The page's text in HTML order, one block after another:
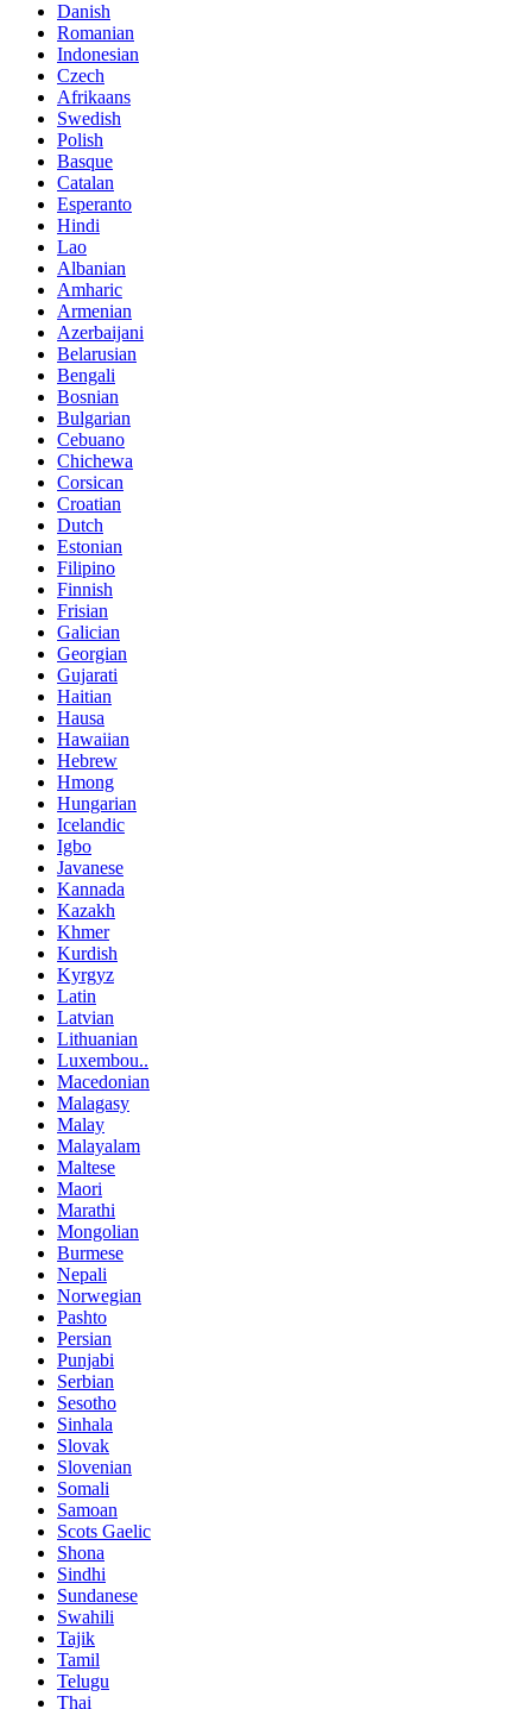
Danish
Romanian
Indonesian
Czech
Afrikaans
Swedish
Polish
Basque
Catalan
Esperanto
Hindi
Lao
Albanian
Amharic
Armenian
Azerbaijani
Belarusian
Bengali
Bosnian
Bulgarian
Cebuano
Chichewa
Corsican
Croatian
Dutch
Estonian
Filipino
Finnish
Frisian
Galician
Georgian
Gujarati
Haitian
Hausa
Hawaiian
Hebrew
Hmong
Hungarian
Icelandic
Igbo
Javanese
Kannada
Kazakh
Khmer
Kurdish
Kyrgyz
Latin
Latvian
Lithuanian
Luxembou..
Macedonian
Malagasy
Malay
Malayalam
Maltese
Maori
Marathi
Mongolian
Burmese
Nepali
Norwegian
Pashto
Persian
Punjabi
Serbian
Sesotho
Sinhala
Slovak
Slovenian
Somali
Samoan
Scots Gaelic
Shona
Sindhi
Sundanese
Swahili
Tajik
Tamil
Telugu
Thai